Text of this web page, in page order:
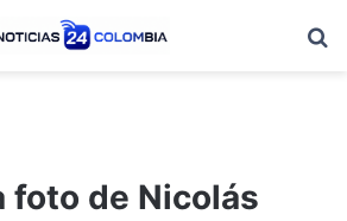
foto de Nicolás